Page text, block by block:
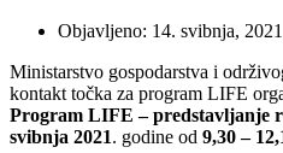
Objavljeno: 14. svibnja,
Ministarstvo gospodarstva i
kontakt točka za program LIFE
Program LIFE – predstavljanje
svibnja 2021. godine od 9,30 –